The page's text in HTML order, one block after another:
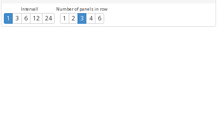
Intervall
1 3 6 12 24
Number of panels in row
1 2 3 4 6